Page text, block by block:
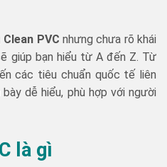
Clean PVC nhưng chưa rõ khái
giúp bạn hiểu từ A đến Z. Từ
các tiêu chuẩn quốc tế liên
dễ hiểu, phù hợp với người
là gì